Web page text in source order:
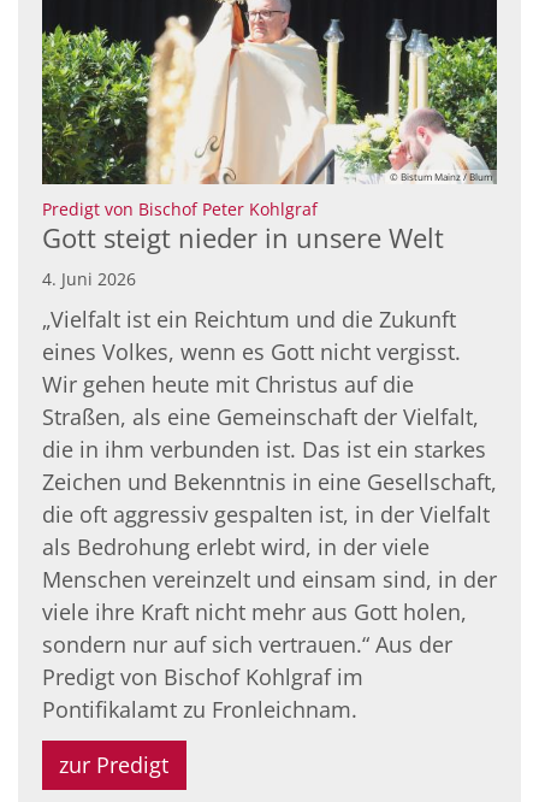
© Bistum Mainz / Blum
Predigt von Bischof Peter Kohlgraf:
Gott steigt nieder in unsere Welt
4. Juni 2026
„Vielfalt ist ein Reichtum und die Zukunft
eines Volkes, wenn es Gott nicht vergisst.
Wir gehen heute mit Christus auf die
Straßen, als eine Gemeinschaft der Vielfalt,
die in ihm verbunden ist. Das ist ein starkes
Zeichen und Bekenntnis in eine Gesellschaft,
die oft aggressiv gespalten ist, in der Vielfalt
als Bedrohung erlebt wird, in der viele
Menschen vereinzelt und einsam sind, in der
viele ihre Kraft nicht mehr aus Gott holen,
sondern nur auf sich vertrauen.“ Aus der
Predigt von Bischof Kohlgraf im
Pontifikalamt zu Fronleichnam.
zur Predigt